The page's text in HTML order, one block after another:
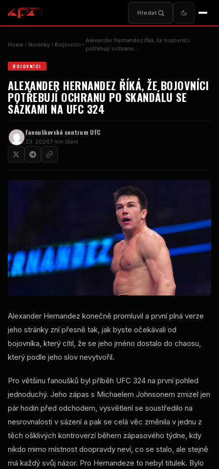
Hledat
Home Novinky Bojovníci
Alexander Hernandez říká, že bojovníci
potřebují ochranu…
BOJOVNÍCI
ALEXANDER HERNANDEZ ŘÍKÁ, ŽE BOJOVNÍCI
POTŘEBUJÍ OCHRANU PO SKANDÁLU SE
SÁZKAMI NA UFC 324
Fanouškovské centrum UFC
23. 20267 min čtení
Alexander Hernandez konečně promluvil a první plná verze
jeho stránky zní přesně tak, jak byste očekávali od
bojovníka, který cítil, že se jeho jméno dostalo do chaosu,
který podle jeho slov nevytvořil.
Pro většinu fanoušků byl příběh UFC 324 na první pohled
jednoduchý. Jeho zápas s Michaelem Johnsonem zmizel jen
pár hodin před odchodem, vysvětlení se soustředilo na
nesrovnalosti v sázení a pak se celá věc změnila v jednu z
těch ošklivých kontroverzí během zápasového týdne, kdy
nikdo mimo místnost doopravdy neví, co se stalo, ale stejně
má každý svůj názor. Pro Hernandeze to nebyl titulek. Bylo